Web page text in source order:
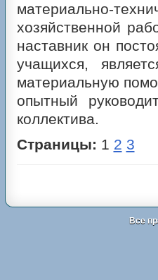
материально-
хозяйственной
наставник он
учащихся,
материальную
опытный
коллектива.
Страницы: 1 2 3
Все